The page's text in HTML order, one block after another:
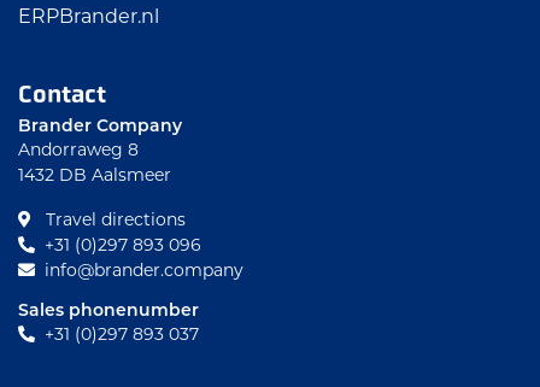
ERPBrander.nl
Contact
Brander Company
Andorraweg 8
1432 DB Aalsmeer
Travel directions
+31 (0)297 893 096
info@brander.company
Sales phonenumber
+31 (0)297 893 037